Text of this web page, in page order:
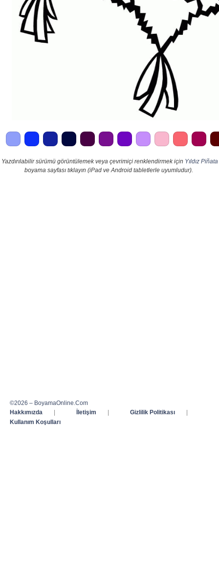
Yazdırılabilir sürümü görüntülemek veya çevrimiçi renklendirmek için Yıldız Piñata
boyama sayfası tıklayın (iPad ve Android tabletlerle uyumludur).
©2026 – BoyamaOnline.Com
Hakkımızda
| İletişim | Gizlilik Politikası
|
Kullanım Koşulları